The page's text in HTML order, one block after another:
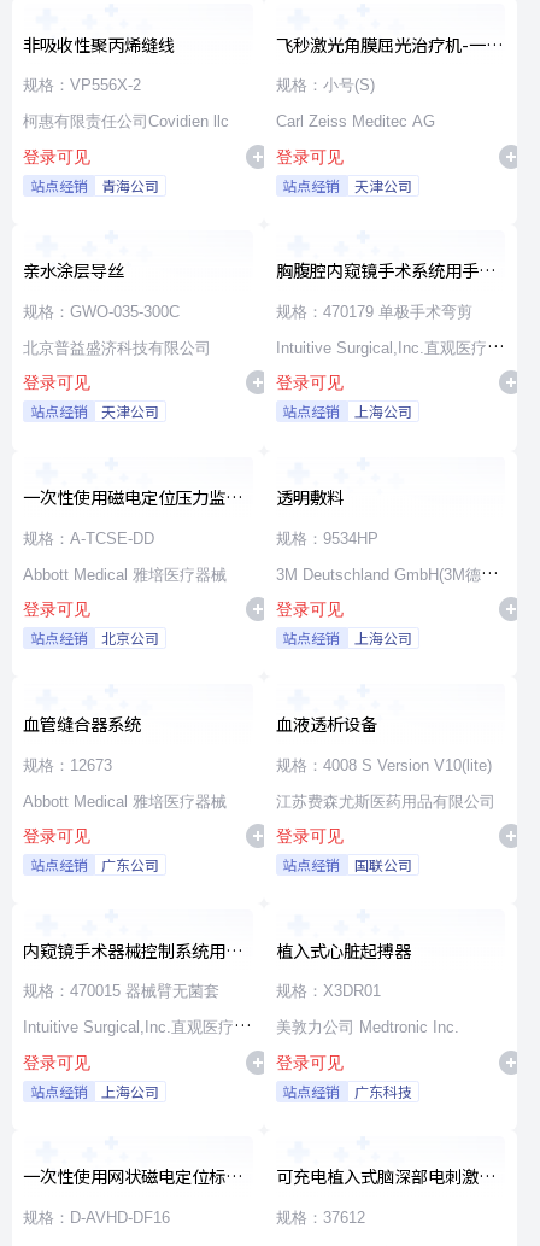
非吸收性聚丙烯缝线
规格：VP556X-2
柯惠有限责任公司Covidien llc
登录可见
站点经销 青海公司
飞秒激光角膜屈光治疗机-一次
性使用无菌治疗包
规格：小号(S)
Carl Zeiss Meditec AG
登录可见
站点经销 天津公司
亲水涂层导丝
规格：GWO-035-300C
北京普益盛济科技有限公司
登录可见
站点经销 天津公司
胸腹腔内窥镜手术系统用手术
器械
规格：470179 单极手术弯剪
Intuitive Surgical,Inc.直观医疗公
司
登录可见
站点经销 上海公司
一次性使用磁电定位压力监测
消融导管
规格：A-TCSE-DD
Abbott Medical 雅培医疗器械
登录可见
站点经销 北京公司
透明敷料
规格：9534HP
3M Deutschland GmbH(3M德国
公司)
登录可见
站点经销 上海公司
血管缝合器系统
规格：12673
Abbott Medical 雅培医疗器械
登录可见
站点经销 广东公司
血液透析设备
规格：4008 S Version V10(lite)
江苏费森尤斯医药用品有限公司
登录可见
站点经销 国联公司
内窥镜手术器械控制系统用无
源器械和附件
规格：470015 器械臂无菌套
Intuitive Surgical,Inc.直观医疗公
司
登录可见
站点经销 上海公司
植入式心脏起搏器
规格：X3DR01
美敦力公司 Medtronic Inc.
登录可见
站点经销 广东科技
一次性使用网状磁电定位标测
导管
规格：D-AVHD-DF16
可充电植入式脑深部电刺激脉
冲发生器套件
规格：37612